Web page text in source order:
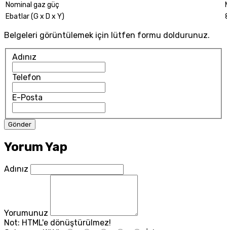
Nominal gaz güç
Ebatlar (G x D x Y)
Belgeleri görüntülemek için lütfen formu doldurunuz.
Adınız
Telefon
E-Posta
Yorum Yap
Adınız
Yorumunuz
Not: HTML'e dönüştürülmez!